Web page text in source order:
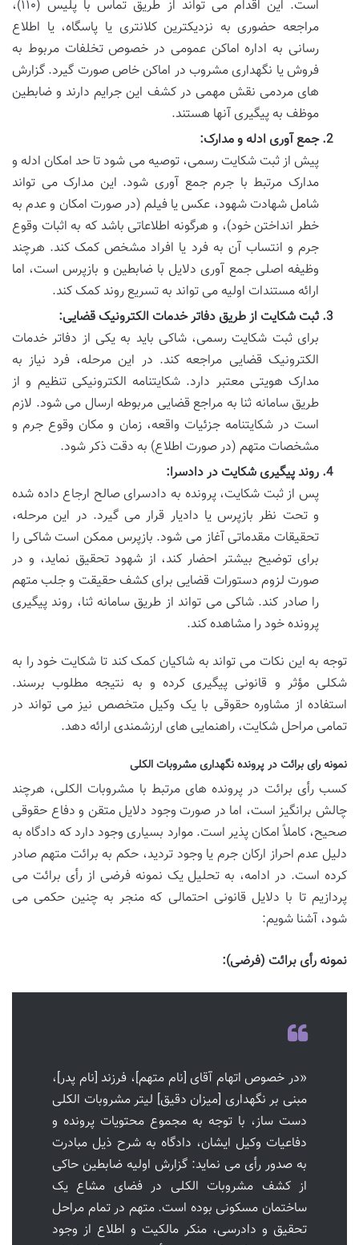
است. این اقدام می تواند از طریق تماس با پلیس (۱۱۰)،
مراجعه حضوری به نزدیکترین کلانتری یا پاسگاه، یا اطلاع
رسانی به اداره اماکن عمومی در خصوص تخلفات مربوط به
فروش یا نگهداری مشروب در اماکن خاص صورت گیرد. گزارش
های مردمی نقش مهمی در کشف این جرایم دارند و ضابطین
موظف به پیگیری آنها هستند.
جمع آوری ادله و مدارک:
پیش از ثبت شکایت رسمی، توصیه می شود تا حد امکان ادله و
مدارک مرتبط با جرم جمع آوری شود. این مدارک می تواند
شامل شهادت شهود، عکس یا فیلم (در صورت امکان و عدم به
خطر انداختن خود)، و هرگونه اطلاعاتی باشد که به اثبات وقوع
جرم و انتساب آن به فرد یا افراد مشخص کمک کند. هرچند
وظیفه اصلی جمع آوری دلایل با ضابطین و بازپرس است، اما
ارائه مستندات اولیه می تواند به تسریع روند کمک کند.
ثبت شکایت از طریق دفاتر خدمات الکترونیک قضایی:
برای ثبت شکایت رسمی، شاکی باید به یکی از دفاتر خدمات
الکترونیک قضایی مراجعه کند. در این مرحله، فرد نیاز به
مدارک هویتی معتبر دارد. شکایتنامه الکترونیکی تنظیم و از
طریق سامانه ثنا به مراجع قضایی مربوطه ارسال می شود. لازم
است در شکایتنامه جزئیات واقعه، زمان و مکان وقوع جرم و
مشخصات متهم (در صورت اطلاع) به دقت ذکر شود.
روند پیگیری شکایت در دادسرا:
پس از ثبت شکایت، پرونده به دادسرای صالح ارجاع داده شده
و تحت نظر بازپرس یا دادیار قرار می گیرد. در این مرحله،
تحقیقات مقدماتی آغاز می شود. بازپرس ممکن است شاکی را
برای توضیح بیشتر احضار کند، از شهود تحقیق نماید، و در
صورت لزوم دستورات قضایی برای کشف حقیقت و جلب متهم
را صادر کند. شاکی می تواند از طریق سامانه ثنا، روند پیگیری
پرونده خود را مشاهده کند.
توجه به این نکات می تواند به شاکیان کمک کند تا شکایت خود را به
شکلی مؤثر و قانونی پیگیری کرده و به نتیجه مطلوب برسند.
استفاده از مشاوره حقوقی با یک وکیل متخصص نیز می تواند در
تمامی مراحل شکایت، راهنمایی های ارزشمندی ارائه دهد.
نمونه رای برائت در پرونده نگهداری مشروبات الکلی
کسب رأی برائت در پرونده های مرتبط با مشروبات الکلی، هرچند
چالش برانگیز است، اما در صورت وجود دلایل متقن و دفاع حقوقی
صحیح، کاملاً امکان پذیر است. موارد بسیاری وجود دارد که دادگاه به
دلیل عدم احراز ارکان جرم یا وجود تردید، حکم به برائت متهم صادر
کرده است. در ادامه، به تحلیل یک نمونه فرضی از رأی برائت می
پردازیم تا با دلایل قانونی احتمالی که منجر به چنین حکمی می
شود، آشنا شویم:
نمونه رأی برائت (فرضی):
«در خصوص اتهام آقای [نام متهم]، فرزند [نام پدر]،
مبنی بر نگهداری [میزان دقیق] لیتر مشروبات الکلی
دست ساز، با توجه به مجموع محتویات پرونده و
دفاعیات وکیل ایشان، دادگاه به شرح ذیل مبادرت
به صدور رأی می نماید: گزارش اولیه ضابطین حاکی
از کشف مشروبات الکلی در فضای مشاع یک
ساختمان مسکونی بوده است. متهم در تمام مراحل
تحقیق و دادرسی، منکر مالکیت و اطلاع از وجود